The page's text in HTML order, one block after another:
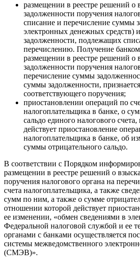
размещении в реестре решений о
задолженности поручения
списание и перечисление суммы
электронных денежных средств)
задолженности, подлежащих
перечислению. Получение
размещении в реестре решений о
задолженности поручения
перечисление суммы
суммы задолженности,
соответствующего поручения;
приостановлении операций по
налогоплательщика в банке, о
сальдо единого налогового
действует приостановление
налогоплательщика в банке, об
суммы отрицательного сальдо.
В соответствии с Порядком
размещении в реестре решений о
поручения налогового органа на
счета налогоплательщика, а также
сумм по ним, а также о сумме
отношении которой действует
ее изменении, «обмен сведениями в
Федеральной налоговой службой и ее
органами с банками осуществляется
системы межведомственного
(СМЭВ)».